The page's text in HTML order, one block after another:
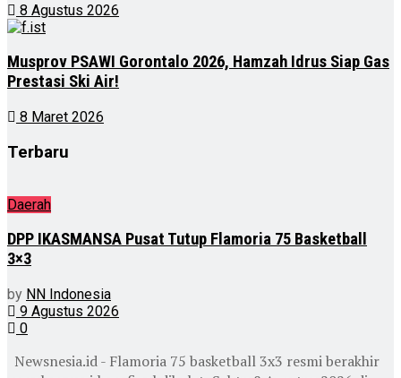
8 Agustus 2026
Musprov PSAWI Gorontalo 2026, Hamzah Idrus Siap Gas
Prestasi Ski Air!
8 Maret 2026
Terbaru
Daerah
DPP IKASMANSA Pusat Tutup Flamoria 75 Basketball
3×3
by NN Indonesia
9 Agustus 2026
0
Newsnesia.id - Flamoria 75 basketball 3x3 resmi berakhir